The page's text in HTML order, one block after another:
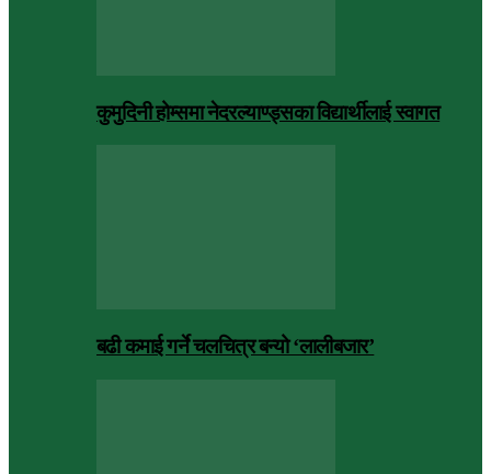
कुमुदिनी होम्समा नेदरल्याण्ड्सका विद्यार्थीलाई स्वागत
बढी कमाई गर्ने चलचित्र बन्यो ‘लालीबजार’